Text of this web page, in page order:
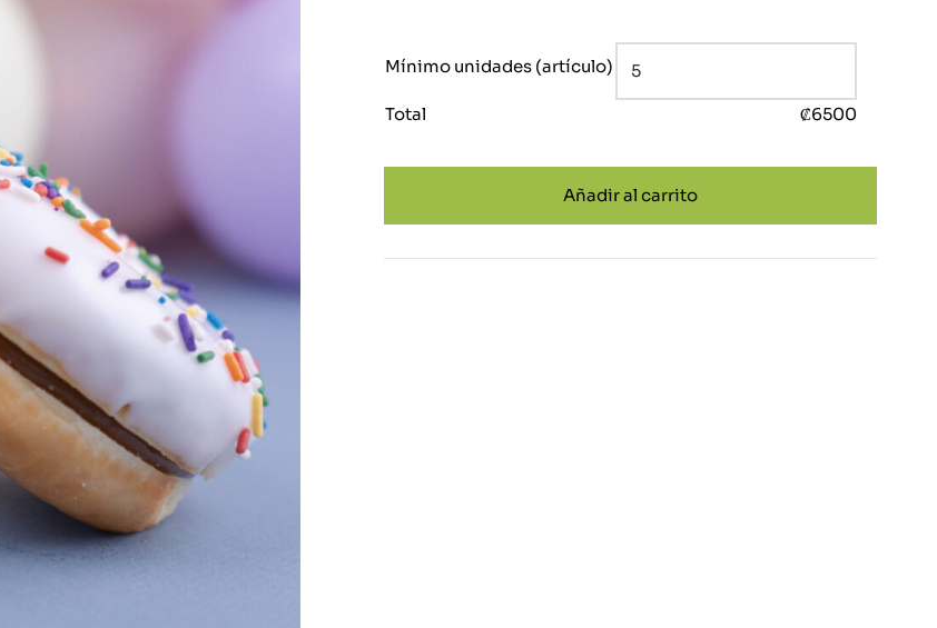
Mínimo unidades (artículo)
Total ₡6500
Añadir al carrito